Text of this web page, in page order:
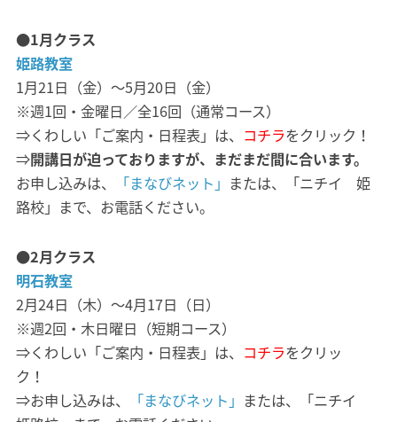
●1月クラス
姫路教室
1月21日（金）～5月20日（金）
※週1回・金曜日／全16回（通常コース）
⇒くわしい「ご案内・日程表」は、 コチラをクリック！
⇒開講日が迫っておりますが、まだまだ間に合います。
お申し込みは、
「まなびネット」 または、「ニチイ 姫
路校」まで、お電話ください。
●2月クラス
明石教室
2月24日（木）～4月17日（日）
※週2回・木日曜日（短期コース）
⇒くわしい「ご案内・日程表」は、 コチラをクリッ
ク！
⇒お申し込みは、
「まなびネット」 または、「ニチイ